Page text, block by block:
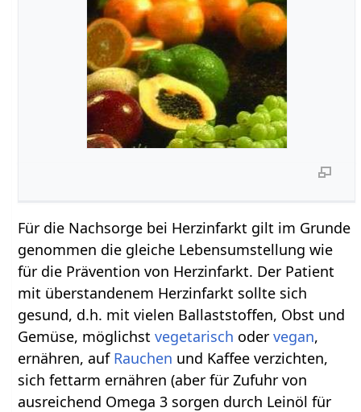
Für die Nachsorge bei Herzinfarkt gilt im Grunde
genommen die gleiche Lebensumstellung wie
für die Prävention von Herzinfarkt. Der Patient
mit überstandenem Herzinfarkt sollte sich
gesund, d.h. mit vielen Ballaststoffen, Obst und
Gemüse, möglichstvegetarisch odervegan,
ernähren, auf Rauchen und Kaffee verzichten,
sich fettarm ernähren (aber für Zufuhr von
ausreichend Omega 3 sorgen durch Leinöl für